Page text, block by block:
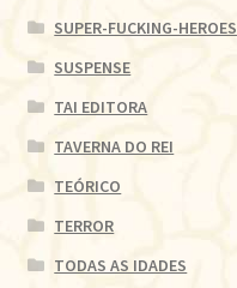
SUPER-FUCKING-HEROES
SUSPENSE
TAI EDITORA
TAVERNA DO REI
TEÓRICO
TERROR
TODAS AS IDADES